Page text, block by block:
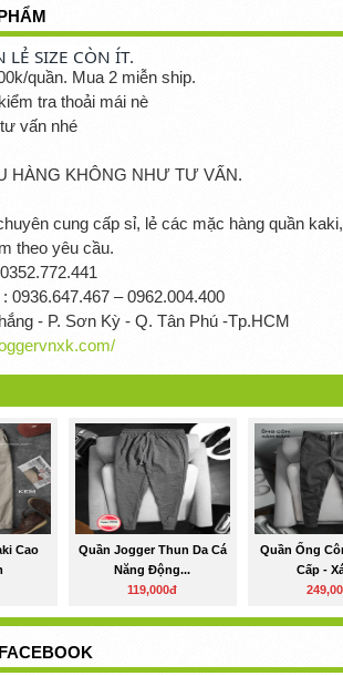
SIZE CÒN ÍT.
quần. Mua 2 miễn ship.
tra thoải mái nè
vấn nhé
HÀNG KHÔNG NHƯ TƯ VẤN.
cung cấp sỉ, lẻ các mặc hàng quần
theo yêu cầu.
0936.647.467 – 0962.004.400
- P. Sơn Kỳ - Q. Tân Phú -Tp.HCM
Cao
Quần Jogger Thun Da Cá
Năng Động...
119,000đ
Quần Ống
Cấp -